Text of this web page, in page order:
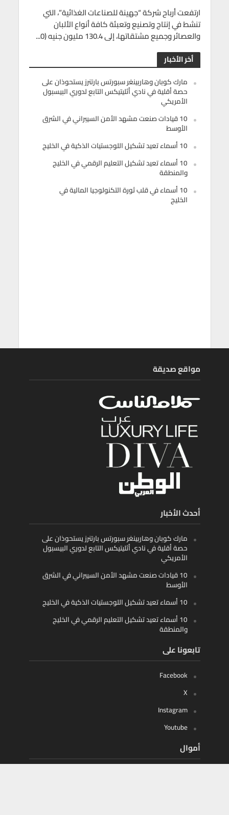
ارتفعت أرباح شركة “جهينة للصناعات الغذائية”، التي
تنشط في إنتاج وتصنيع وتعبئة كافة أنواع الألبان
والعصائر وجميع مشتقاتها، إلى 130.4 مليون جنيه (0...
أخر الأخبار
مارك كوبان وهاربينغر سبورتس بارتنرز يستحوذان على
حصة أقلية في نادي أثليتيكس التابع لدوري البيسبول
الأمريكي
10 قيادات صنعت مشهد الأمن السيبراني في الشرق
الأوسط
10 أسماء تعيد تشكيل اللوجستيات الذكية في الخليج
10 أسماء تعيد تشكيل التعليم الرقمي في الخليج
والمنطقة
10 أسماء في قلب ثورة التكنولوجيا المالية في
الخليج
مواقع صديقة
أحدث الأخبار
مارك كوبان وهاربينغر سبورتس بارتنرز يستحوذان على
حصة أقلية في نادي أثليتيكس التابع لدوري البيسبول
الأمريكي
10 قيادات صنعت مشهد الأمن السيبراني في الشرق
الأوسط
10 أسماء تعيد تشكيل اللوجستيات الذكية في الخليج
10 أسماء تعيد تشكيل التعليم الرقمي في الخليج
والمنطقة
تابعونا على
Facebook
X
Instagram
Youtube
أموال